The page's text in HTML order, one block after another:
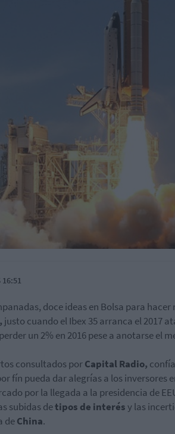
doce ideas en Bolsa para
justo cuando el Ibex 35 arranca el 2017
un 2% en 2016 pese a anotarse el
consultados porCapital Radio,
fín pueda dar alegrías a los inversores
por la llegada a la presidencia de
subidas detipos de interésy las
deChina.